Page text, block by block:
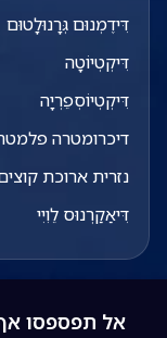
דִּידֶמְנוּם גְּרָנוּלָטוּם
דִּיקְטְיוֹטָה
דִּיקְטְיוֹסְפֵרְיָה
דיכרומטרה
נזרית ארוכת
דִּיאַקַרְנוּס לֵוִיִי
אל תפספסו